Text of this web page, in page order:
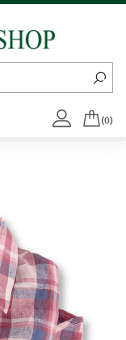
(0)